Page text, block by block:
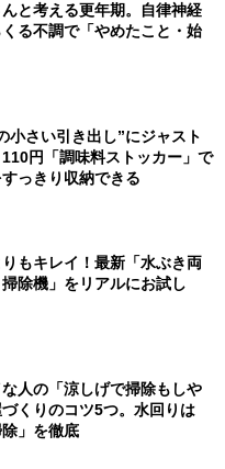
と考える更年期。自律神経
る不調で「やめたこと・始
小さい引き出し”にジャスト
円「調味料ストッカー」で
っきり収納できる
もキレイ！最新「水ぶき両
除機」をリアルにお試し
人の「涼しげで掃除もしや
くりのコツ5つ。水回りは
除」を徹底